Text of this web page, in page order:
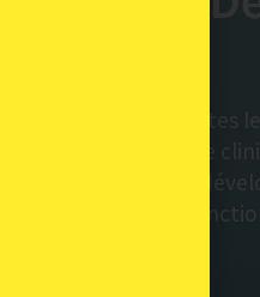
vous fournit toutes
trouver la meilleure
Nos guides ont été
comment